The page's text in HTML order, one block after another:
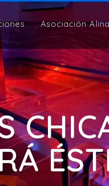
Asociación